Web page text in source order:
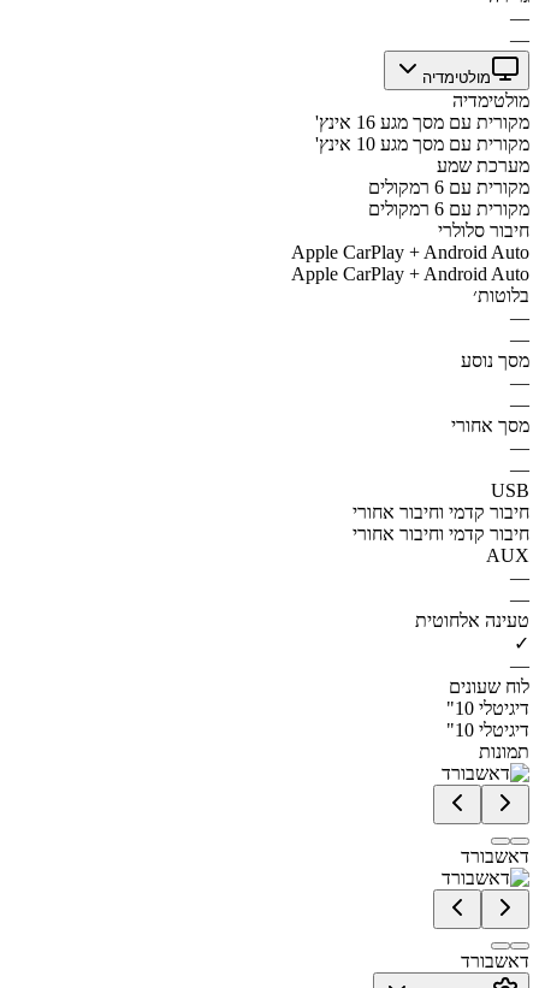
—
—
מולטימדיה
מולטימדיה
מקורית עם מסך מגע 16 אינץ'
מקורית עם מסך מגע 10 אינץ'
מערכת שמע
מקורית עם 6 רמקולים
מקורית עם 6 רמקולים
חיבור סלולרי
Apple CarPlay + Android Auto
Apple CarPlay + Android Auto
בלוטות׳
—
—
מסך נוסע
—
—
מסך אחורי
—
—
USB
חיבור קדמי וחיבור אחורי
חיבור קדמי וחיבור אחורי
AUX
—
—
טעינה אלחוטית
✓
—
לוח שעונים
דיגיטלי 10"
דיגיטלי 10"
תמונות
דאשבורד
דאשבורד